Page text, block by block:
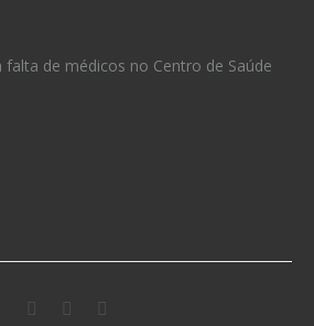
falta de médicos no Centro de Saúde